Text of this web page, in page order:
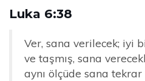
Luka 6:38
Ver, sana verilecek; iyi
ve taşmış, sana
aynı ölçüde sana